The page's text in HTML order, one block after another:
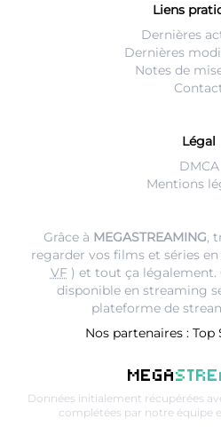
Liens
Dernières
Dernières
Notes de
Légal
DMCA
Mentions
Grâce à MEGASTREAMING,
regarder vos films et séries
VF) et tout ça légalement.
disponible en streaming
plateforme de
Nos partenaires : Top
MEGA
Données initialement récupérées
complétées par notre équipe